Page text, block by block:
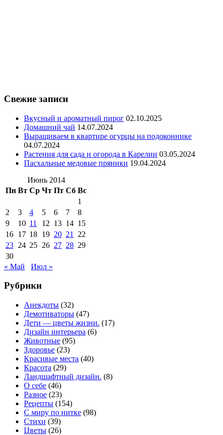
Свежие записи
Вкусный и ароматный пирог 02.10.2025
Домашний чай 14.07.2024
Выращиваем в квартире огурцы на подоконнике
04.07.2024
Растения для сада и огорода в Карелии 03.05.2024
Пасхальные медовые пряники 19.04.2024
Июнь 2014
Пн Вт Ср Чт Пт Сб Вс
1
2
3 4 5 6 7
8
9
10 11 12 13 14 15
16 17 18 19 20 21
22
23 24 25 26 27 28 29
30
« Май
Июл »
Рубрики
Анекдоты (32)
Демотиваторы (47)
Дети — цветы жизни. (17)
Дизайн интерьера (6)
Животные (95)
Здоровье (23)
Красивые места (40)
Красота (29)
Ландшафтный дизайн. (8)
О себе (46)
Разное (23)
Рецепты (154)
С миру по нитке (98)
Стихи (39)
Цветы (26)